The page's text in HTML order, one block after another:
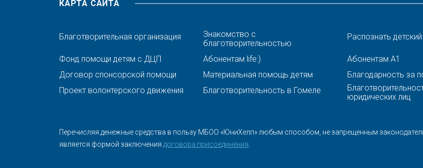
КАРТА САЙТА
Благотворительная организация
Знакомство с
благотворительностью
Распознать
Фонд помощи детям с ДЦП Абонентам life:) Абонентам A1
Договор спонсорской помощи
Материальная помощь детям Благодарность за
Проект волонтерского движения
Благотворительность в Гомеле
юридических лиц
Перечисляя денежные средства в пользу МБОО «ЮниХелп» любым способом, не запрещенным
является формой заключения договора присоединения